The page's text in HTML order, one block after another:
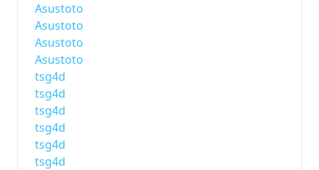
Asustoto
Asustoto
Asustoto
Asustoto
tsg4d
tsg4d
tsg4d
tsg4d
tsg4d
tsg4d